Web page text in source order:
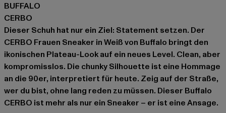
BUFFALO
CERBO
Dieser Schuh hat nur ein Ziel: Statement setzen. Der
CERBO Frauen Sneaker in Weiß von Buffalo bringt den
ikonischen Plateau-Look auf ein neues Level. Clean, aber
kompromisslos. Die chunky Silhouette ist eine Hommage
an die 90er, interpretiert für heute. Zeig auf der Straße,
wer du bist, ohne lang reden zu müssen. Dieser Buffalo
CERBO ist mehr als nur ein Sneaker – er ist eine Ansage.